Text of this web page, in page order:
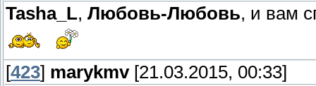
Tasha_L, Любовь-Любовь, и вам
[423] marykmv[21.03.2015, 00:33]